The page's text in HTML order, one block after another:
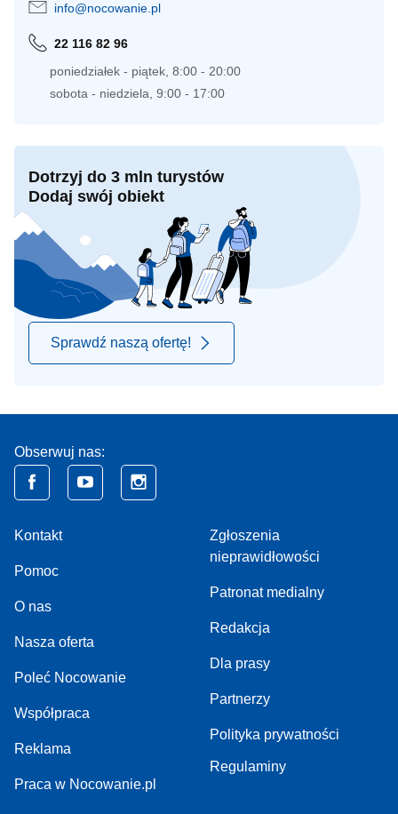
info@nocowanie.pl
22 116 82 96
poniedziałek - piątek, 8:00 - 20:00
sobota - niedziela, 9:00 - 17:00
Dotrzyj do 3 mln turystów
Dodaj swój obiekt
Sprawdź naszą ofertę!
Obserwuj nas:
Kontakt
Pomoc
O nas
Nasza oferta
Poleć Nocowanie
Współpraca
Reklama
Praca w Nocowanie.pl
Zgłoszenia
nieprawidłowości
Patronat medialny
Redakcja
Dla prasy
Partnerzy
Polityka prywatności
Regulaminy